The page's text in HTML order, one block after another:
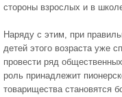
стороны взрослых и в
Наряду с этим, при
детей этого возраста уже
провести ряд
роль принадлежит
товарищества становятся